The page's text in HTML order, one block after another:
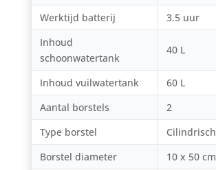
Werktijd batterij
3.5 uur
Inhoud
schoonwatertank
40 L
Inhoud vuilwatertank
60 L
Aantal borstels
2
Type borstel
Cilindrisch
Borstel diameter
10 x 50 cm